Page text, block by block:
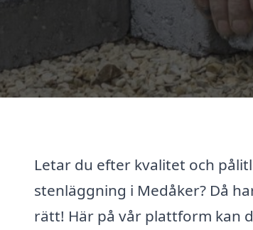
Letar du efter kvalitet och
stenläggning i Medåker? Då
rätt! Här på vår plattform kan